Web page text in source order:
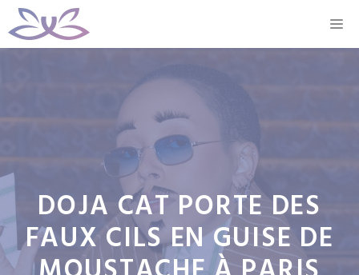
Aller
au
DOJA CAT PORTE DES
FAUX CILS EN GUISE DE